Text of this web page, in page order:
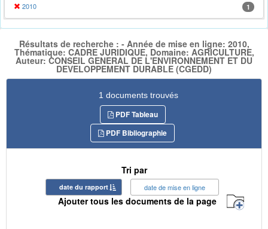
2010 1
Résultats de recherche : - Année de mise en ligne: 2010,
Thématique: CADRE JURIDIQUE, Domaine: AGRICULTURE,
Auteur: CONSEIL GENERAL DE L'ENVIRONNEMENT ET DU
DEVELOPPEMENT DURABLE (CGEDD)
1 documents trouvés
PDF Tableau
PDF Bibliographie
Tri par
date du rapport date de mise en ligne
Ajouter tous les documents de la page